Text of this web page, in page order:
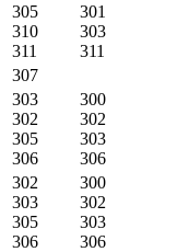
305
310
311
301
303
311
307
303
302
305
306
300
302
303
306
302
303
305
306
300
302
303
306